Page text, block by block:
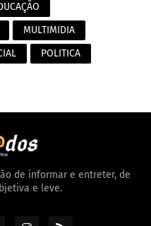
MULTIMIDIA
POLITICA
de informar e entreter, de
e leve.